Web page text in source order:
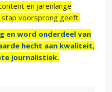
en jarenlange
voorsprong geeft.
en word onderdeel van
hecht aan kwaliteit,
journalistiek.